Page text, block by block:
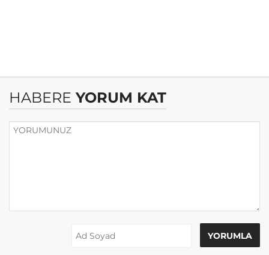
HABERE YORUM KAT